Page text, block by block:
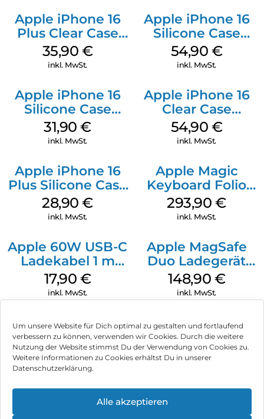
Um unsere Website für Dich optimal zu gestalten und fortlaufend
verbessern zu können, verwenden wir Cookies. Durch die weitere
Nutzung der Website stimmst Du der Verwendung von Cookies zu.
Weitere Informationen zu Cookies erhältst Du in unserer
Datenschutzerklärung.
Alle akzeptieren
Apple iPhone 16
Plus Clear Case
MagSafe
Transparent
35,90 €
inkl. MwSt.
Apple iPhone 16
Silicone Case
MagSafe Lake
Green
54,90 €
inkl. MwSt.
Apple iPhone 16
Silicone Case
MagSafe Fuchsia
31,90€
inkl. MwSt.
Apple iPhone 16
Clear Case
MagSafe
Transparent
54,90 €
inkl. MwSt.
Apple iPhone 16
Plus Silicone Case
MagSafe Black
28,90€
inkl. MwSt.
Apple Magic
Keyboard Folio
iPad 10.9″ (10.Gen.)
Weiß
293,90€
inkl. MwSt.
Apple 60W USB-C
Ladekabel 1 m
Weiß
17,90 €
inkl. MwSt.
Apple MagSafe
Duo Ladegerät
Weiß
148,90 €
inkl. MwSt.
Impressum